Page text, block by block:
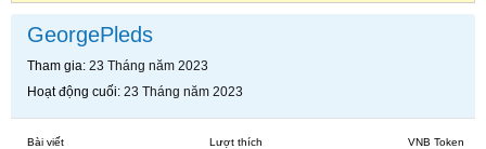
GeorgePleds
Tham gia 23 Tháng năm 2023
Hoạt động cuối 23 Tháng năm 2023
Bài viết Lượt thích VNB Token